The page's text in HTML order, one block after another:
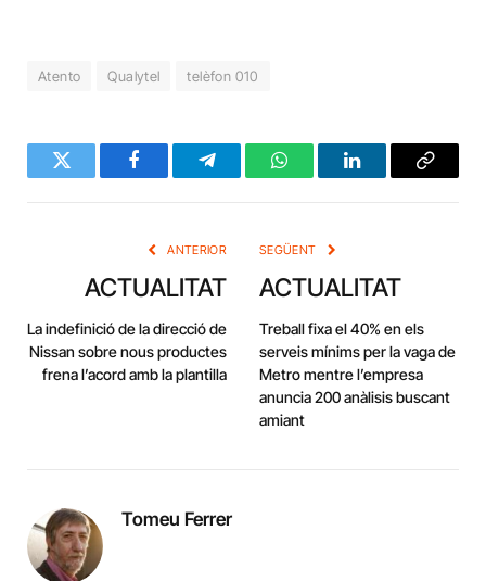
Atento Qualytel telèfon 010
Twitter FacebookTelegramWhatsAppLinkedInCopy
ANTERIOR
ACTUALITAT
La indefinició de la direcció de
Nissan sobre nous productes
frena l’acord amb la plantilla
SEGÜENT
ACTUALITAT
Treball fixa el 40% en els
serveis mínims per la vaga de
Metro mentre l’empresa
anuncia 200 anàlisis buscant
amiant
Tomeu Ferrer